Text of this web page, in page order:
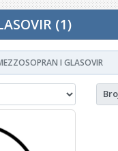
(1)
I GLASOVIR